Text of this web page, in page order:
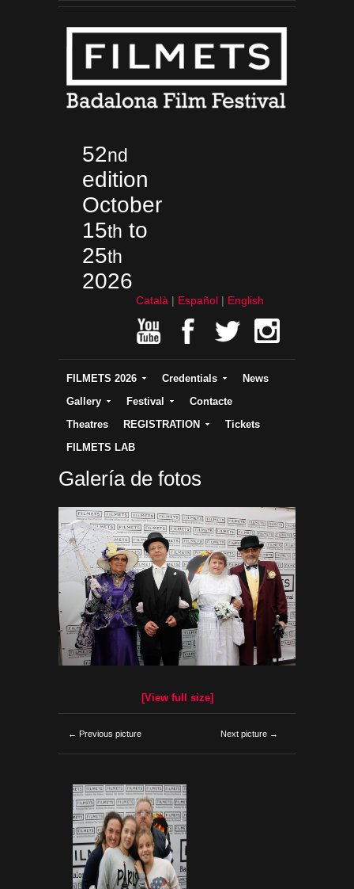
52nd
edition
October
15th to
25th
2026
Català Español English
FILMETS 2026 Credentials
News
Gallery
Festival
Contacte
Theatres
REGISTRATION
Tickets
FILMETS LAB
Galería de fotos
[View full size]
← Previous picture Next picture →